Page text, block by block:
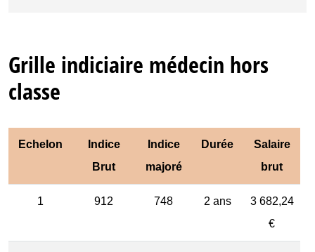
Grille indiciaire médecin hors
classe
Echelon
Indice
Brut
Indice
majoré
Durée
Salaire
brut
1 912 748 2 ans
3 682,24
€